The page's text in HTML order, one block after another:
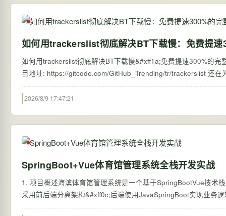
如何用trackerslist彻底解决BT下载慢：免费提速
如何用trackerslist彻底解决BT下载慢&#xff1a;免费提速300%的完
目地址:
2026/8/9 17:47:21
SpringBoot+Vue体育馆管理系统全栈开发实战
1. 项目概述海滨体育馆管理系统是一个基于SpringBootVue技术
采用前后端分离架构&#xff0c;后端使用JavaSpringBoot实现业务